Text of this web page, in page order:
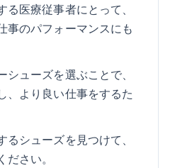
医療従事者にとって、
事のパフォーマンスにも
ューズを選ぶことで、
、より良い仕事をするた
シューズを見つけて、
さい。